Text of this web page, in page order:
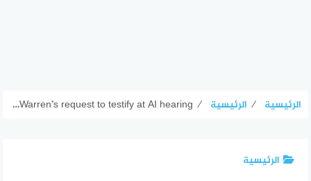
الرئيسية ⁄ الرئيسية ⁄
Nvidia CEO Jensen Huang declines Warren’s request to testify at AI hearing
الرئيسية